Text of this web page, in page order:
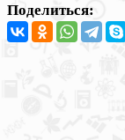
Поделиться: